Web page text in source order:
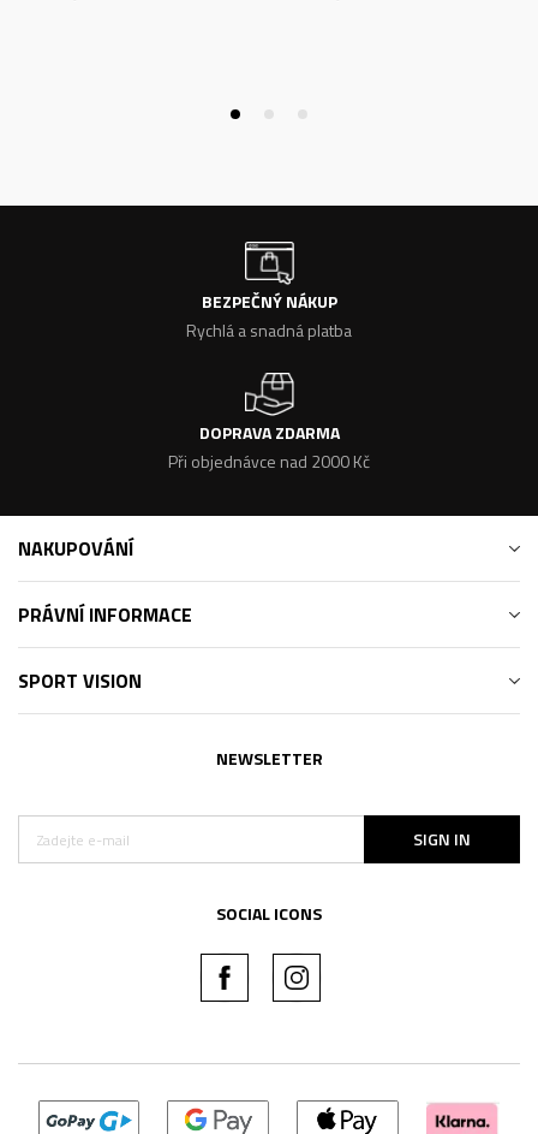
BEZPEČNÝ NÁKUP
Rychlá a snadná platba
DOPRAVA ZDARMA
Při objednávce nad 2000 Kč
NAKUPOVÁNÍ
PRÁVNÍ INFORMACE
SPORT VISION
NEWSLETTER
SIGN IN
SOCIAL ICONS